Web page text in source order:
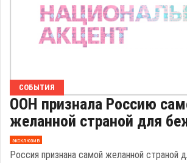
СОБЫТИЯ
ООН признала Россию
желанной страной для
эксклюзив
Россия признана самой желанной страной